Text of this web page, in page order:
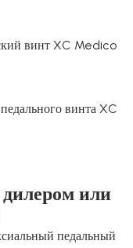
винт XC Medico
винта XC
или
педальный